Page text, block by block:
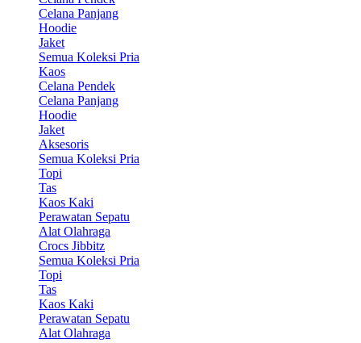
Celana Panjang
Hoodie
Jaket
Semua Koleksi Pria
Kaos
Celana Pendek
Celana Panjang
Hoodie
Jaket
Aksesoris
Semua Koleksi Pria
Topi
Tas
Kaos Kaki
Perawatan Sepatu
Alat Olahraga
Crocs Jibbitz
Semua Koleksi Pria
Topi
Tas
Kaos Kaki
Perawatan Sepatu
Alat Olahraga